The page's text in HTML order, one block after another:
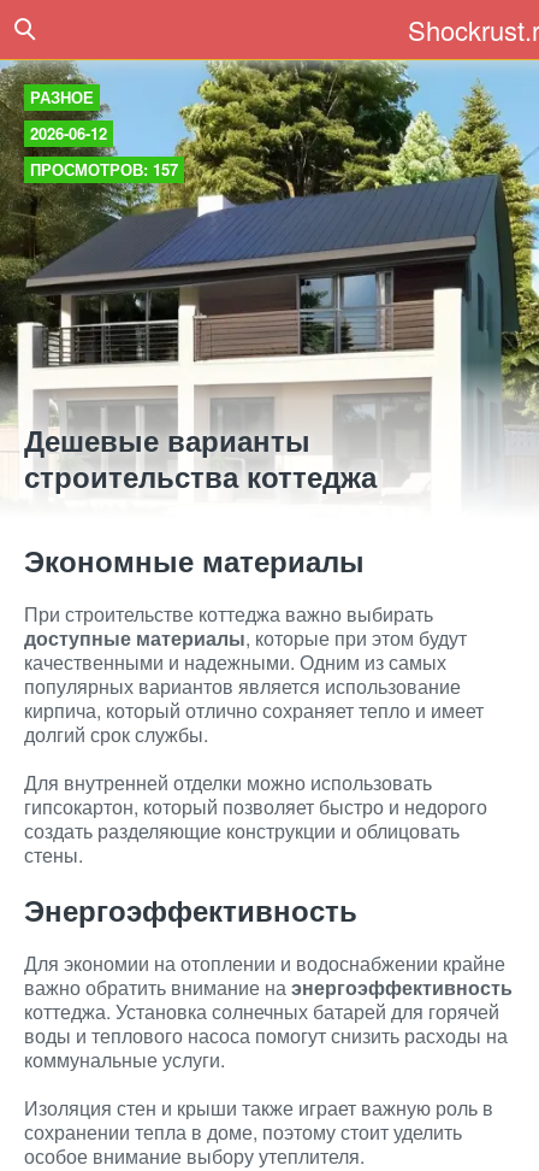
РАЗНОЕ
2026-06-12
ПРОСМОТРОВ: 157
Дешевые варианты
строительства коттеджа
Экономные материалы
При строительстве коттеджа важно выбирать
доступные материалы, которые при этом будут
качественными и надежными. Одним из самых
популярных вариантов является использование
кирпича, который отлично сохраняет тепло и имеет
долгий срок службы.
Для внутренней отделки можно использовать
гипсокартон, который позволяет быстро и недорого
создать разделяющие конструкции и облицовать
стены.
Энергоэффективность
Для экономии на отоплении и водоснабжении крайне
важно обратить внимание наэнергоэффективность
коттеджа. Установка солнечных батарей для горячей
воды и теплового насоса помогут снизить расходы на
коммунальные услуги.
Изоляция стен и крыши также играет важную роль в
сохранении тепла в доме, поэтому стоит уделить
особое внимание выбору утеплителя.